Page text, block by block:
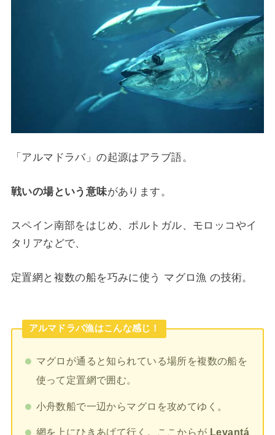
「アルマドラバ」の起源はアラブ語。
戦いの場という意味があります。
スペイン南部をはじめ、ポルトガル、モロッコやイ
タリアなどで、
定置網と複数の船を巧みに使う マグロ漁 の技術。
アルマドラバ漁はこんな感じ！
マグロが通ると知られている場所を複数の船を
使って定置網で囲む。
小舟数船で一辺からマグロを攻めてゆく。
網を上にひきあげて行く。ここからが Levantá